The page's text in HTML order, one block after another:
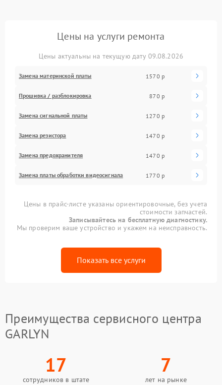
Цены на услуги ремонта
Цены актуальны на текущую дату 09.08.2026
Замена материнской платы 1570 р
Прошивка / разблокировка 870 р
Замена сигнальной платы 1270 р
Замена резистора 1470 р
Замена предохранителя 1470 р
Замена платы обработки видеосигнала 1770 р
Цены в прайс-листе указаны ориентировочные, без учета
стоимости запчастей.
Записывайтесь на бесплатную диагностику.
Мы проверим ваше устройство и укажем на неисправность.
Показать все услуги
Преимущества сервисного центра
GARLYN
17
сотрудников в штате
7
лет на рынке